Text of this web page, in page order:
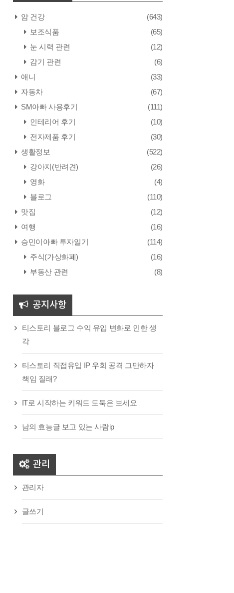
암 건강
(643)
보조식품
(65)
눈 시력 관련
(12)
감기 관련
(6)
애니
(33)
자동차
(67)
SM아빠 사용후기
(111)
인테리어 후기
(10)
전자제품 후기
(30)
생활정보
(522)
강아지(반려견)
(26)
영화
(4)
블로그
(110)
맛집
(12)
여행
(16)
승민이아빠 투자일기
(114)
주식(가상화폐)
(16)
부동산 관련
(8)
공지사항
티스토리 블로그 수익 유입 변화로 인한 생
각
티스토리 직접유입 IP 우회 공격 그만하자
책임 질래?
IT로 시작하는 키워드 도둑은 보세요
남의 효능글 보고 있는 사람ip
관리
관리자
글쓰기